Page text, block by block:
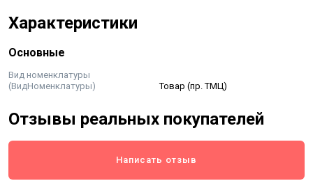
слизняков и улиток, что приводит к их дальнейшей
овощных, плодовых, цитрусовых, ягодных, цветочно-
декоративных культурах и винограде. Период
защитного действия препарата составляет 14 дней.
Характеристики
Основные
Вид номенклатуры
(ВидНоменклатуры)
Товар (пр. ТМЦ)
Отзывы реальных покупателей
Написать отзыв